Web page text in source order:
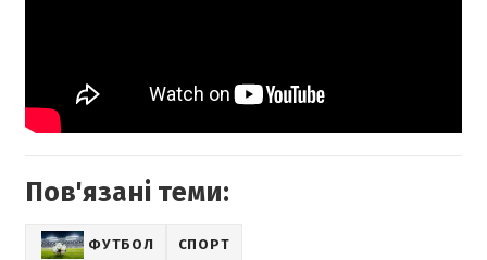
Пов'язані теми:
ФУТБОЛ СПОРТ